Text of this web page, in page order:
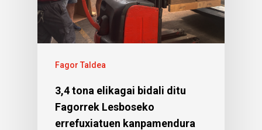
Fagor Taldea
3,4 tona elikagai bidali ditu
Fagorrek Lesboseko
errefuxiatuen kanpamendura